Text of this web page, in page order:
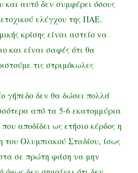
και αυτό δεν συμφέρει όσους
ελέγχου της ΠΑΕ.
κρίσης είναι αστείο να
και είναι σαφές ότι θα
τις στριμόκωλες
γήπεδο δεν θα δώσει πολλά
από τα 5-6 εκατομμύρια
αποδίδει ως ετήσιο κέρδος η
του Ολυμπιακού Σταδίου, ίσως
σε πρώτη φάση να μην